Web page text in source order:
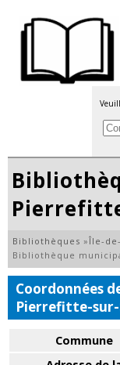
Bibliothèques »Île-
Bibliothèque
Coordonnées
Pierrefitte-sur-
Commune